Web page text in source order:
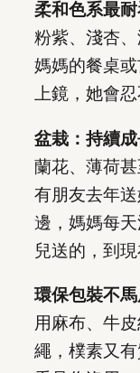
柔和色系最
粉紫、淺杏
媽媽的餐桌
上鏡，她會
盆栽：持續
蘭花、薄荷甚
有朋友去年
邊，媽媽每
兒送的，到現
環保包裝不
用麻布、牛
繩，樸素又